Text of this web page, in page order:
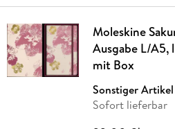
Moleskine
Ausgabe L/
mit Box
Sonstiger Artikel
Sofort lieferbar